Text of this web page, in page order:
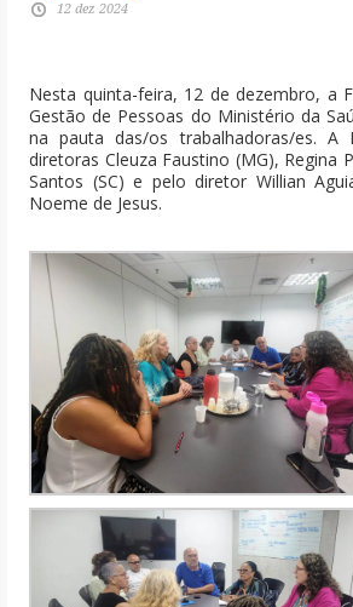
12 dez 2024
Nesta quinta-feira, 12 de dezembro, a
Gestão de Pessoas do Ministério da
na pauta das/os trabalhadoras/es. A
diretoras Cleuza Faustino (MG), Regina
Santos (SC) e pelo diretor Willian
Noeme de Jesus.